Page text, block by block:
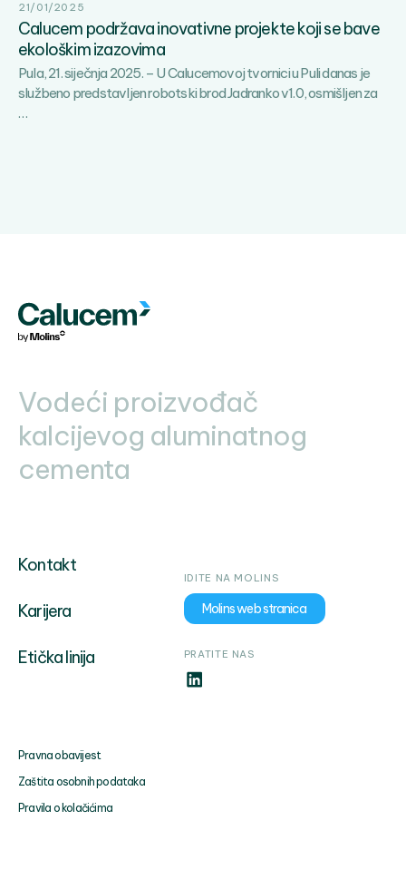
21/01/2025
Calucem podržava inovativne projekte koji se bave
ekološkim izazovima
Pula, 21. siječnja 2025. – U Calucemovoj tvornici u Puli danas je
službeno predstavljen robotski brod Jadranko v1.0, osmišljen za
…Calucem
Vodeći proizvođač
kalcijevog aluminatnog
cementa
Kontakt
Karijera
Etička linija
IDITE NA MOLINS
Molins web stranica
PRATITE NAS
Pravna obavijest
Zaštita osobnih podataka
Pravila o kolačićima